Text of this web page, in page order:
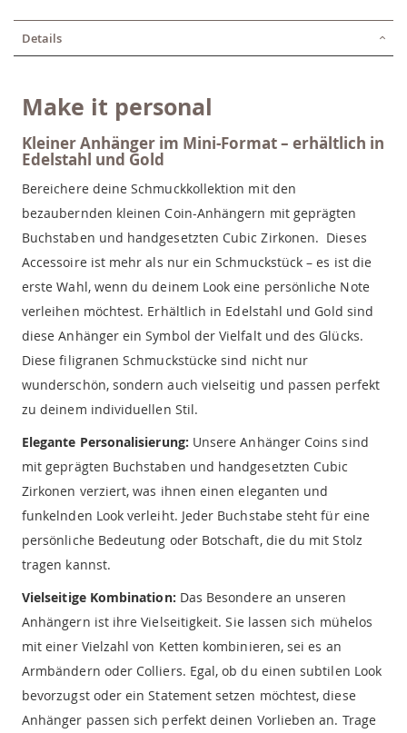
Details
Make it personal
Kleiner Anhänger im Mini-Format – erhältlich in
Edelstahl und Gold
Bereichere deine Schmuckkollektion mit den
bezaubernden kleinen Coin-Anhängern mit geprägten
Buchstaben und handgesetzten Cubic Zirkonen. Dieses
Accessoire ist mehr als nur ein Schmuckstück – es ist die
erste Wahl, wenn du deinem Look eine persönliche Note
verleihen möchtest. Erhältlich in Edelstahl und Gold sind
diese Anhänger ein Symbol der Vielfalt und des Glücks.
Diese filigranen Schmuckstücke sind nicht nur
wunderschön, sondern auch vielseitig und passen perfekt
zu deinem individuellen Stil.
Elegante Personalisierung: Unsere Anhänger Coins sind
mit geprägten Buchstaben und handgesetzten Cubic
Zirkonen verziert, was ihnen einen eleganten und
funkelnden Look verleiht. Jeder Buchstabe steht für eine
persönliche Bedeutung oder Botschaft, die du mit Stolz
tragen kannst.
Vielseitige Kombination: Das Besondere an unseren
Anhängern ist ihre Vielseitigkeit. Sie lassen sich mühelos
mit einer Vielzahl von Ketten kombinieren, sei es an
Armbändern oder Colliers. Egal, ob du einen subtilen Look
bevorzugst oder ein Statement setzen möchtest, diese
Anhänger passen sich perfekt deinen Vorlieben an. Trage